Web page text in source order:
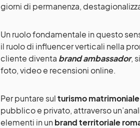
giorni di permanenza,
Un ruolo fondamentale in questo
il ruolo di influencer verticali nella
cliente diventa brand ambassador,
foto, video e recensioni online.
Per puntare sulturismo matrimoniale
pubblico e privato, attraverso
elementi in un brand territoriale